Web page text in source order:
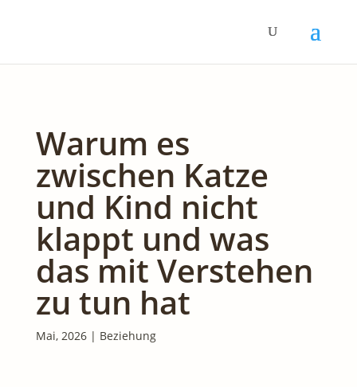
Warum es
zwischen Katze
und Kind nicht
klappt und was
das mit Verstehen
zu tun hat
Mai, 2026| Beziehung